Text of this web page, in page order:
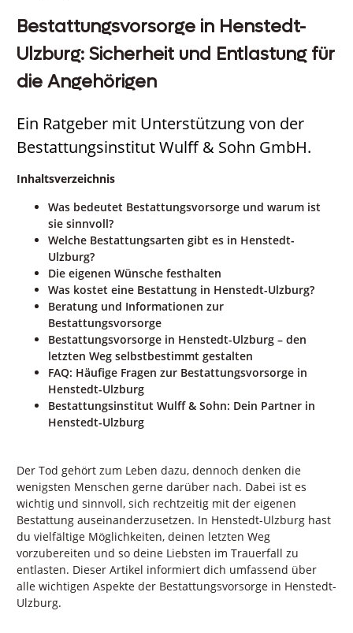
Bestattungsvorsorge in Henstedt-
Ulzburg: Sicherheit und Entlastung für
die Angehörigen
Ein Ratgeber mit Unterstützung von der
Bestattungsinstitut Wulff & Sohn GmbH.
Inhaltsverzeichnis
Was bedeutet Bestattungsvorsorge und warum ist
sie sinnvoll?
Welche Bestattungsarten gibt es in Henstedt-
Ulzburg?
Die eigenen Wünsche festhalten
Was kostet eine Bestattung in Henstedt-Ulzburg?
Beratung und Informationen zur
Bestattungsvorsorge
Bestattungsvorsorge in Henstedt-Ulzburg – den
letzten Weg selbstbestimmt gestalten
FAQ: Häufige Fragen zur Bestattungsvorsorge in
Henstedt-Ulzburg
Bestattungsinstitut Wulff & Sohn: Dein Partner in
Henstedt-Ulzburg
Der Tod gehört zum Leben dazu, dennoch denken die
wenigsten Menschen gerne darüber nach. Dabei ist es
wichtig und sinnvoll, sich rechtzeitig mit der eigenen
Bestattung auseinanderzusetzen. In Henstedt-Ulzburg hast
du vielfältige Möglichkeiten, deinen letzten Weg
vorzubereiten und so deine Liebsten im Trauerfall zu
entlasten. Dieser Artikel informiert dich umfassend über
alle wichtigen Aspekte der Bestattungsvorsorge in Henstedt-
Ulzburg.